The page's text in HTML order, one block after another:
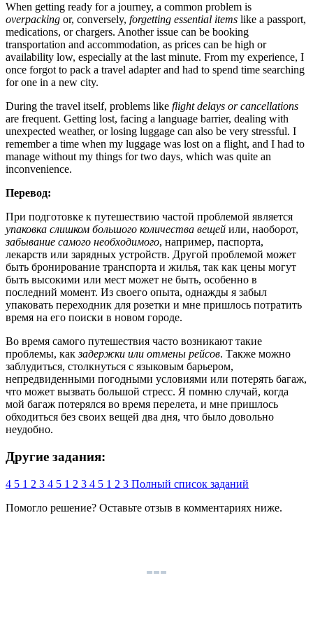
When getting ready for a journey, a common problem is
overpacking or, conversely, forgetting essential items like a passport,
medications, or chargers. Another issue can be booking
transportation and accommodation, as prices can be high or
availability low, especially at the last minute. From my experience, I
once forgot to pack a travel adapter and had to spend time searching
for one in a new city.
During the travel itself, problems like flight delays or cancellations
are frequent. Getting lost, facing a language barrier, dealing with
unexpected weather, or losing luggage can also be very stressful. I
remember a time when my luggage was lost on a flight, and I had to
manage without my things for two days, which was quite an
inconvenience.
Перевод:
При подготовке к путешествию частой проблемой является
упаковка слишком большого количества вещей или, наоборот,
забывание самого необходимого, например, паспорта,
лекарств или зарядных устройств. Другой проблемой может
быть бронирование транспорта и жилья, так как цены могут
быть высокими или мест может не быть, особенно в
последний момент. Из своего опыта, однажды я забыл
упаковать переходник для розетки и мне пришлось потратить
время на его поиски в новом городе.
Во время самого путешествия часто возникают такие
проблемы, какзадержки или отмены рейсов. Также можно
заблудиться, столкнуться с языковым барьером,
непредвиденными погодными условиями или потерять багаж,
что может вызвать большой стресс. Я помню случай, когда
мой багаж потерялся во время перелета, и мне пришлось
обходиться без своих вещей два дня, что было довольно
неудобно.
Другие задания:
4 5 1 2 3 4 5 1 2 3 4 5 1 2 3 Полный список заданий
Помогло решение? Оставьте отзыв в комментариях ниже.